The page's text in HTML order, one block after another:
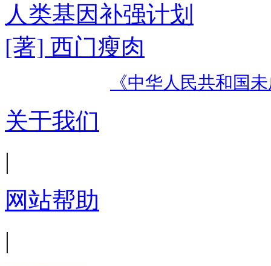
人类基因补强计划
[著] 西门瘦肉
《中华人民共和国
关于我们
|
网站帮助
|